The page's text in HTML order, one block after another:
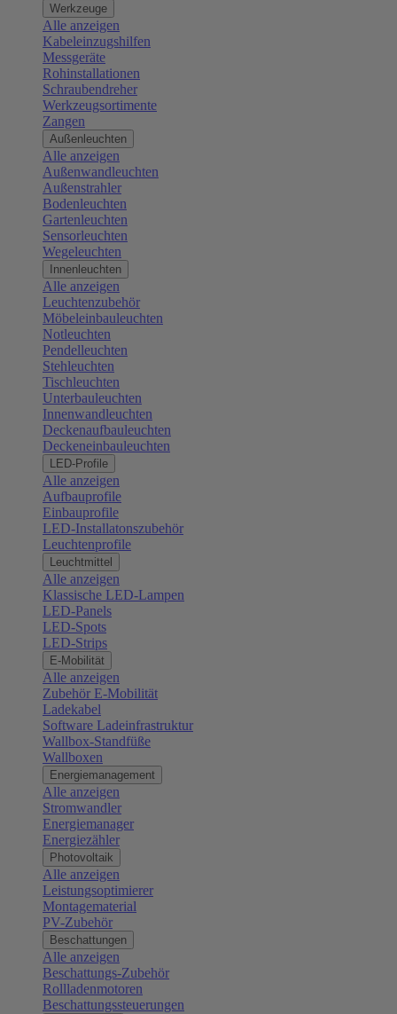
Werkzeuge
Alle anzeigen
Kabeleinzugshilfen
Messgeräte
Rohinstallationen
Schraubendreher
Werkzeugsortimente
Zangen
Außenleuchten
Alle anzeigen
Außenwandleuchten
Außenstrahler
Bodenleuchten
Gartenleuchten
Sensorleuchten
Wegeleuchten
Innenleuchten
Alle anzeigen
Leuchtenzubehör
Möbeleinbauleuchten
Notleuchten
Pendelleuchten
Stehleuchten
Tischleuchten
Unterbauleuchten
Innenwandleuchten
Deckenaufbauleuchten
Deckeneinbauleuchten
LED-Profile
Alle anzeigen
Aufbauprofile
Einbauprofile
LED-Installatonszubehör
Leuchtenprofile
Leuchtmittel
Alle anzeigen
Klassische LED-Lampen
LED-Panels
LED-Spots
LED-Strips
E-Mobilität
Alle anzeigen
Zubehör E-Mobilität
Ladekabel
Software Ladeinfrastruktur
Wallbox-Standfüße
Wallboxen
Energiemanagement
Alle anzeigen
Stromwandler
Energiemanager
Energiezähler
Photovoltaik
Alle anzeigen
Leistungsoptimierer
Montagematerial
PV-Zubehör
Beschattungen
Alle anzeigen
Beschattungs-Zubehör
Rollladenmotoren
Beschattungssteuerungen